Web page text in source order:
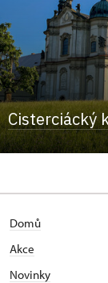
Cisterciácký
Domů
Akce
Novinky